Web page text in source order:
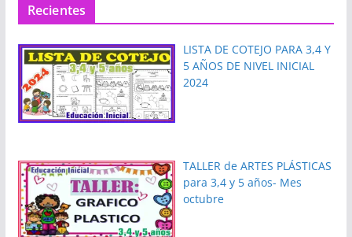
Recientes
LISTA DE COTEJO PARA 3,4 Y
5 AÑOS DE NIVEL INICIAL
2024
TALLER de ARTES PLÁSTICAS
para 3,4 y 5 años- Mes
octubre